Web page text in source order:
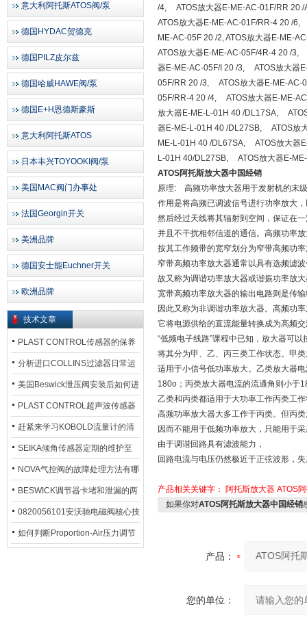
意大利阿托斯ATOS阀/泵
德国HYDAC贺德克
德国PILZ皮尔兹
德国哈威HAWE阀/泵
德国E+H恩德斯豪斯
意大利阿托斯ATOS
日本丰兴TOYOOKI阀/泵
美国MAC阀门办事处
法国Georgin开关
美洲品牌
德国安士能Euchner开关
欧洲品牌
技术文章
PLAST CONTROL传感器的保养
方法
分析进口COLLINS过滤器日常运
行排污步骤
美国Beswick泄压阀安装后如何进
行调试?
PLAST CONTROL超声波传感器
工作原理了解吗？
赶紧来学习KOBOLD流量计的清
洗流程吧
SEIKA倾角传感器定期的维护至
关重要
NOVA气控阀的故障处理方法有哪
些？
BESWICK调节器卡堵和泄漏的两
大问题解决措施
0820056101安沃驰电磁阀核心技
术参数
如何判断Proportion-Air压力调节
/4, ATOS放大器E-ME-AC-01F/RR
ATOS放大器E-ME-AC-01F/RR-4 20 /
ME-AC-05F 20 /2, ATOS放大器E-
ATOS放大器E-ME-AC-05F/4R-4 20 /
器E-ME-AC-05F/I 20 /3, ATOS放大器
05F/RR 20 /3, ATOS放大器E-ME-
05F/RR-4 20 /4, ATOS放大器E-ME-
放大器E-ME-L-01H 40 /DL17SA,
器E-ME-L-01H 40 /DL27SB, ATOS放
ME-L-01H 40 /DL67SA, ATOS放大器
L-01H 40/DL27SB, ATOS放大器E-
ATOS阿托斯放大器中国经销
原理: 高频功率放大器用于发射机的末
作用是将高频已调波信号进行功率放大
然后经过天线将其辐射到空间，保证在
并且不干扰相邻信道的通信。高频功率
按其工作频带的宽窄划分为窄带高频功
窄带高频功率放大器通常以具有选频滤
故又称为调谐功率放大器或谐振功率放
宽带高频功率放大器的输出电路则是传
因此又称为非调谐功率放大器。高频功
它将电源供给的直流能量转换成为高频
“低频电子线路”课程中已知，放大器可
将其分为甲、乙、丙三类工作状态。甲
适用于小信号低功率放大。乙类放大器
180o；丙类放大器电流的流通角则小于
乙类和丙类都适用于大功率工作丙类工
高频功率放大器大多工作于丙类。但丙
因而不能用于低频功率放大，只能用于
由于调谐回路具有滤波能力，
回路电流与电压仍然极近于正弦波形，
产品相关关键字： 阿托斯放大器 ATOS
如果你对ATOS阿托斯放大器中国经销
产品：
您的单位：